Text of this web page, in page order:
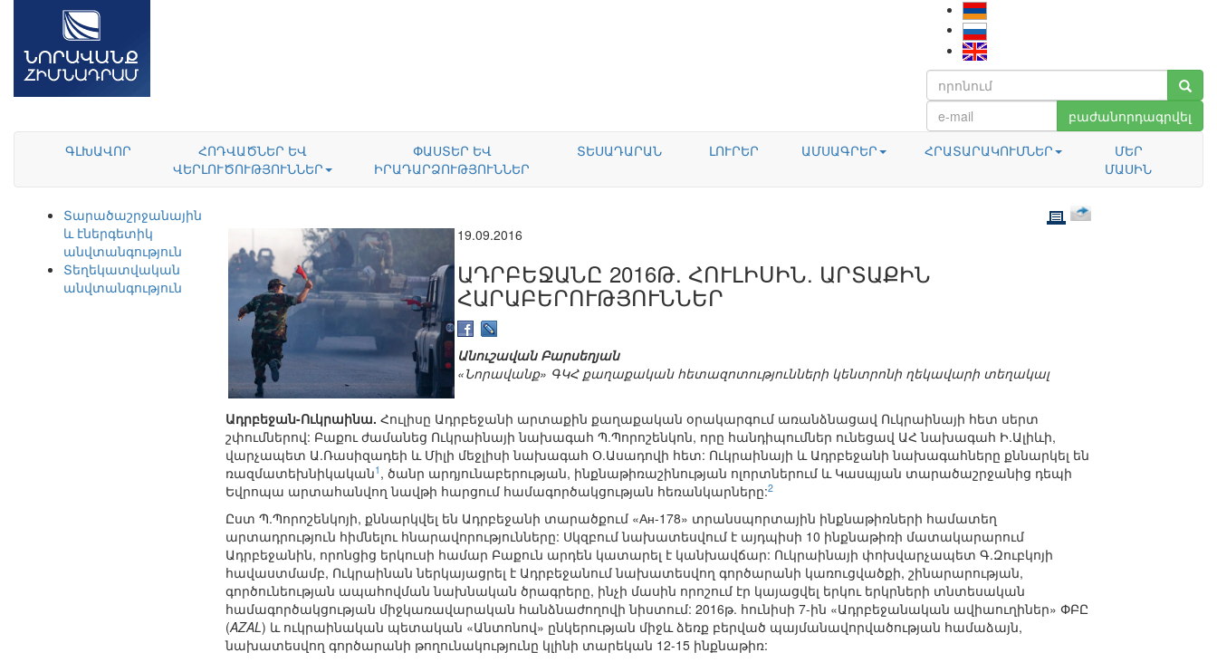
բաժանորդագրվել
ԳԼԽԱՎՈՐ
ՀՈԴՎԱԾՆԵՐ ԵՎ
ՎԵՐԼՈՒԾՈՒԹՅՈՒՆՆԵՐ
ՓԱՍՏԵՐ ԵՎ
ԻՐԱԴԱՐՁՈՒԹՅՈՒՆՆԵՐ
ՏԵՍԱԴԱՐԱՆ ԼՈՒՐԵՐ ԱՄՍԱԳՐԵՐ ՀՐԱՏԱՐԱԿՈՒՄՆԵՐ
ՄԵՐ
ՄԱՍԻՆ
Տարածաշրջանային
և էներգետիկ
անվտանգություն
Տեղեկատվական
անվտանգություն
19.09.2016
ԱԴՐԲԵՋԱՆԸ 2016Թ. ՀՈՒԼԻՍԻՆ. ԱՐՏԱՔԻՆ
ՀԱՐԱԲԵՐՈՒԹՅՈՒՆՆԵՐ
Անուշավան Բարսեղյան
«Նորավանք» ԳԿՀ քաղաքական հետազոտությունների կենտրոնի ղեկավարի տեղակալ
Ադրբեջան-Ուկրաինա. Հուլիսը Ադրբեջանի արտաքին քաղաքական օրակարգում առանձնացավ Ուկրաինայի հետ սերտ
շփումներով: Բաքու ժամանեց Ուկրաինայի նախագահ Պ.Պորոշենկոն, որը հանդիպումներ ունեցավ ԱՀ նախագահ Ի.Ալիևի,
վարչապետ Ա.Ռասիզադեի և Միլի մեջլիսի նախագահ Օ.Ասադովի հետ: Ուկրաինայի և Ադրբեջանի նախագահները քննարկել են
ռազմատեխնիկական1 , ծանր արդյունաբերության, ինքնաթիռաշինության ոլորտներում և Կասպյան տարածաշրջանից դեպի
Եվրոպա արտահանվող նավթի հարցում համագործակցության հեռանկարները:2
Ըստ Պ.Պորոշենկոյի, քննարկվել են Ադրբեջանի տարածքում «Ан-178» տրանսպորտային ինքնաթիռների համատեղ
արտադրություն հիմնելու հնարավորությունները: Սկզբում նախատեսվում է այդպիսի 10 ինքնաթիռի մատակարարում
Ադրբեջանին, որոնցից երկուսի համար Բաքուն արդեն կատարել է կանխավճար: Ուկրաինայի փոխվարչապետ Գ.Զուբկոյի
հավաստմամբ, Ուկրաինան ներկայացրել է Ադրբեջանում նախատեսվող գործարանի կառուցվածքի, շինարարության,
գործունեության ապահովման նախնական ծրագրերը, ինչի մասին որոշում էր կայացվել երկու երկրների տնտեսական
համագործակցության միջկառավարական հանձնաժողովի նիստում: 2016թ. հունիսի 7-ին «Ադրբեջանական ավիաուղիներ» ՓԲԸ
(AZAL) և ուկրաինական պետական «Անտոնով» ընկերության միջև ձեռք բերված պայմանավորվածության համաձայն,
նախատեսվող գործարանի թողունակությունը կլինի տարեկան 12-15 ինքնաթիռ: